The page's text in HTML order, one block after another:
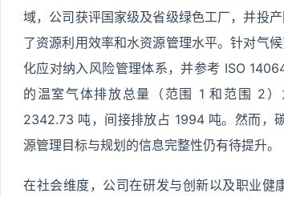
域，公司获评国家级及省级绿色工厂，并投
了资源利用效率和水资源管理水平。针对气
化应对纳入风险管理体系，并参考 ISO
的温室气体排放总量（范围 1 和范围 2
2342.73 吨，间接排放占 1994 吨。然而，
源管理目标与规划的信息完整性仍有待提升。
在社会维度，公司在研发与创新以及职业